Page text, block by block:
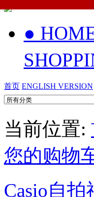
●
首页 ENGLISH VERSION
当前位置:
您的购物
Casio自